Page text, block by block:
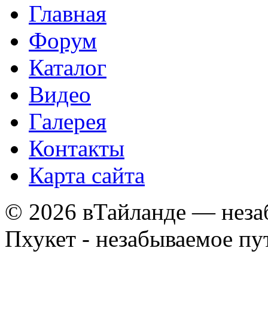
Главная
Форум
Каталог
Видео
Галерея
Контакты
Карта сайта
© 2026 вТайланде —
Пхукет - незабываемое